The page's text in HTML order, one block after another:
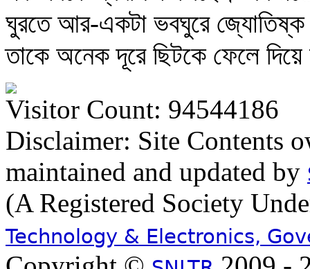
ঘুরতে আর-একটা ভবঘুরে জ্যোতিষ্ক
তাকে অনেক দূরে ছিটকে ফেলে
Visitor Count: 94544186
Disclaimer: Site Contents
maintained and updated by
(A Registered Society
Technology & Electronics,